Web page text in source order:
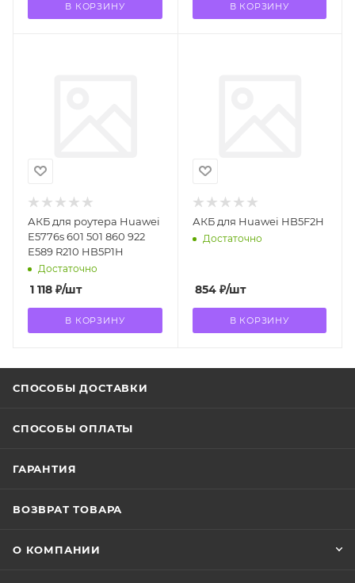
В КОРЗИНУ В КОРЗИНУ
АКБ для роутера Huawei
E5776s 601 501 860 922
E589 R210 HB5P1H
Достаточно
1 118 ₽/шт
В КОРЗИНУ
АКБ для Huawei HB5F2H
Достаточно
854₽/шт
В КОРЗИНУ
СПОСОБЫ ДОСТАВКИ
СПОСОБЫ ОПЛАТЫ
ГАРАНТИЯ
ВОЗВРАТ ТОВАРА
О КОМПАНИИ